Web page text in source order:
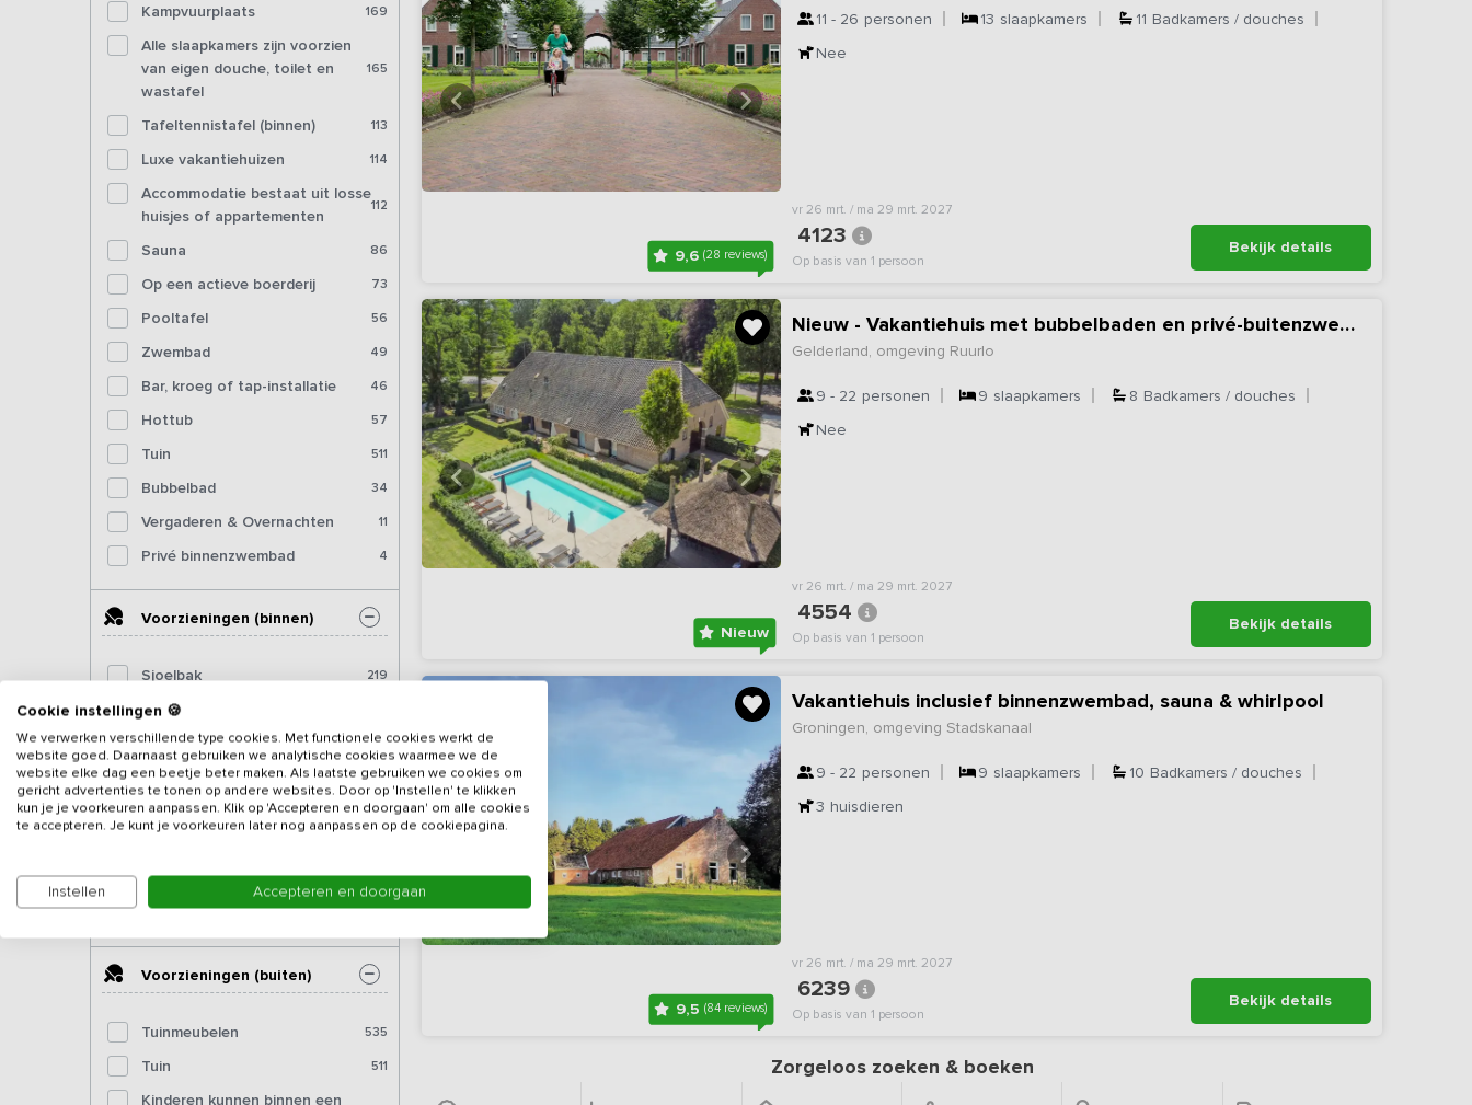
Kampvuurplaats 169
Alle slaapkamers zijn voorzien
van eigen douche, toilet en
wastafel
165
Tafeltennistafel (binnen) 113
Luxe vakantiehuizen 114
Accommodatie bestaat uit losse
huisjes of appartementen
112
Sauna 86
Op een actieve boerderij 73
Pooltafel 56
Zwembad 49
Bar, kroeg of tap-installatie 46
Hottub 57
Tuin 511
Bubbelbad 34
Vergaderen & Overnachten 11
Privé binnenzwembad 4
Voorzieningen (binnen)
Sjoelbak 219
Tafelvoetbal
Tafeltennistafel (binnen) 113
Dartbord 101
Pooltafel 56
Fitnessapparatuur 15
Bioscoop 5
Voorzieningen (buiten)
Tuinmeubelen 535
Tuin 511
Kinderen kunnen binnen een
9,6(28 reviews)
11 - 26 personen 13 slaapkamers 11 Badkamers / douches
Nee
vr 26 mrt. / ma 29 mrt. 2027
4123
Op basis van 1 persoon
Bekijk details
Nieuw
Nieuw - Vakantiehuis met bubbelbaden en privé-buitenzwembad
Gelderland, omgeving Ruurlo
9 - 22 personen 9 slaapkamers 8 Badkamers / douches
Nee
vr 26 mrt. / ma 29 mrt. 2027
4554
Op basis van 1 persoon
Bekijk details
9,5(84 reviews)
Vakantiehuis inclusief binnenzwembad, sauna & whirlpool
Groningen, omgeving Stadskanaal
9 - 22 personen 9 slaapkamers 10 Badkamers / douches
3 huisdieren
vr 26 mrt. / ma 29 mrt. 2027
6239
Op basis van 1 persoon
Bekijk details
Zorgeloos zoeken & boeken
Cookie instellingen 🍪
We verwerken verschillende type cookies. Met functionele cookies werkt de
website goed. Daarnaast gebruiken we analytische cookies waarmee we de
website elke dag een beetje beter maken. Als laatste gebruiken we cookies om
gericht advertenties te tonen op andere websites. Door op 'Instellen' te klikken
kun je je voorkeuren aanpassen. Klik op 'Accepteren en doorgaan' om alle cookies
te accepteren. Je kunt je voorkeuren later nog aanpassen op de cookiepagina.
Instellen Accepteren en doorgaan